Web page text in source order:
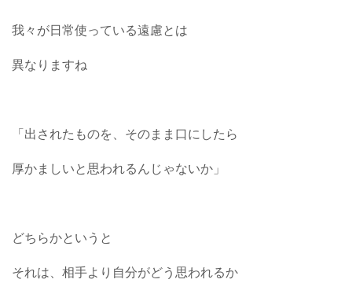
我々が日常使っている遠慮とは
異なりますね
「出されたものを、そのまま口にしたら
厚かましいと思われるんじゃないか」
どちらかというと
それは、相手より自分がどう思われるか